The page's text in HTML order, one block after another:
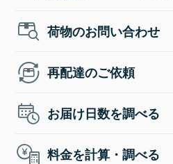
荷物のお問い合わせ
再配達のご依頼
お届け日数を調べる
料金を計算・調べる